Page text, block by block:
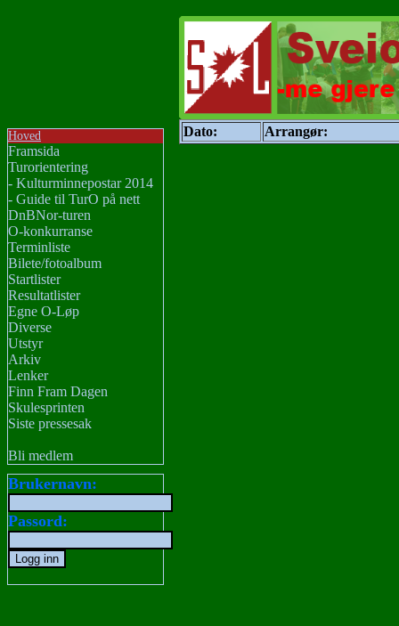
Hoved
Framsida
Turorientering
- Kulturminnepostar 2014
- Guide til TurO på nett
DnBNor-turen
O-konkurranse
Terminliste
Bilete/fotoalbum
Startlister
Resultatlister
Egne O-Løp
Diverse
Utstyr
Arkiv
Lenker
Finn Fram Dagen
Skulesprinten
Siste pressesak
Bli medlem
Brukernavn:
Passord:
Dato: Arrangør: